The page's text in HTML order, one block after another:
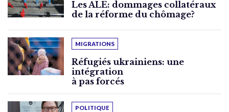
Les ALE: dommages collatéraux
de la réforme du chômage?
MIGRATIONS
Réfugiés ukrainiens: une
intégration
à pas forcés
POLITIQUE